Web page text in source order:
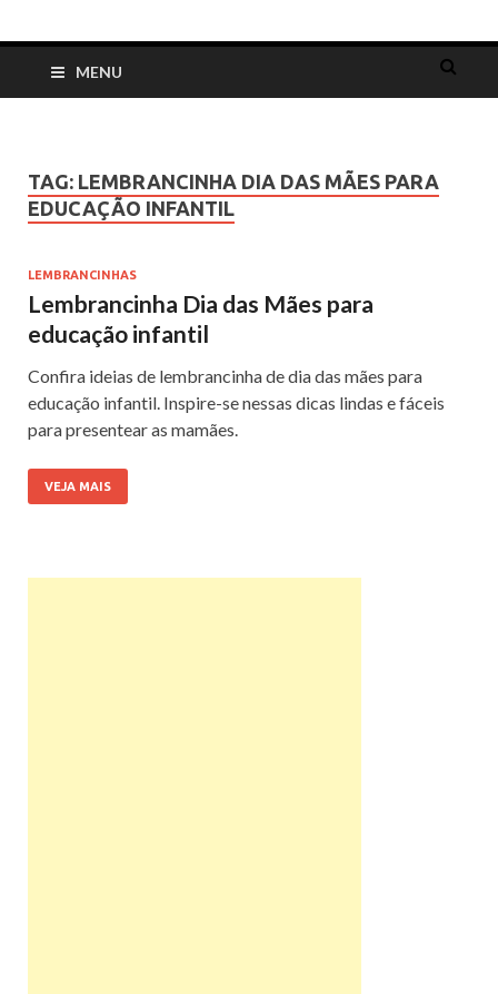
Dia das Mães
MENU
TAG: LEMBRANCINHA DIA DAS MÃES PARA
EDUCAÇÃO INFANTIL
LEMBRANCINHAS
Lembrancinha Dia das Mães para
educação infantil
Confira ideias de lembrancinha de dia das mães para
educação infantil. Inspire-se nessas dicas lindas e fáceis
para presentear as mamães.
VEJA MAIS